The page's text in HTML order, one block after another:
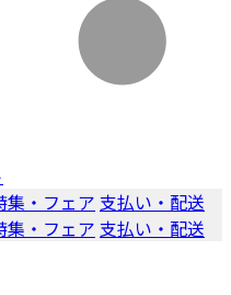
集・フェア 支払い・配送
集・フェア 支払い・配送